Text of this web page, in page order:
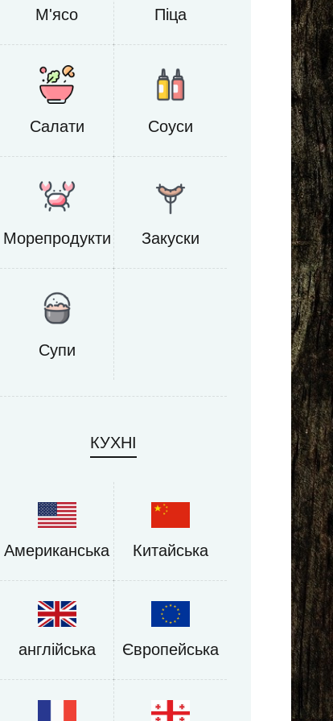
M'ясо Піца
Салати Соуси
Морепродукти Закуски
Супи
КУХНІ
Американська Китайська
англійська Європейська